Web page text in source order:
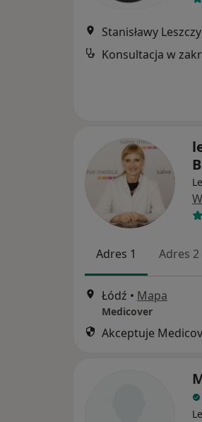
Adres 1 Adres 2
Łódź • Mapa
Medicover
Akceptuje